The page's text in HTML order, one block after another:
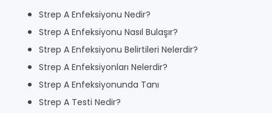
Strep A Enfeksiyonu Nedir?
Strep A Enfeksiyonu Nasıl Bulaşır?
Strep A Enfeksiyonu Belirtileri Nelerdir?
Strep A Enfeksiyonları Nelerdir?
Strep A Enfeksiyonunda Tanı
Strep A Testi Nedir?